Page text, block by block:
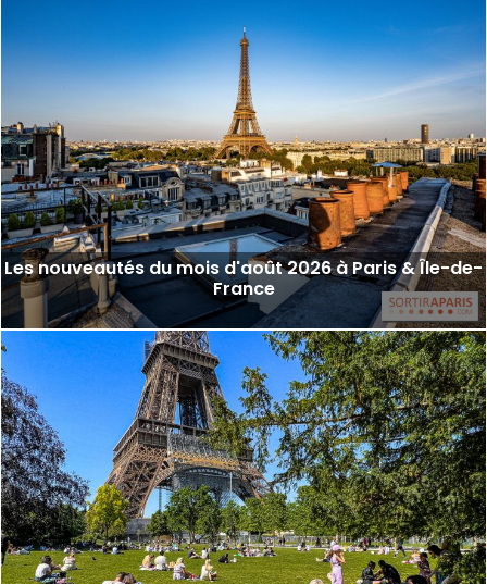
Les nouveautés du mois d'août 2026 à Paris & Île-de-
France